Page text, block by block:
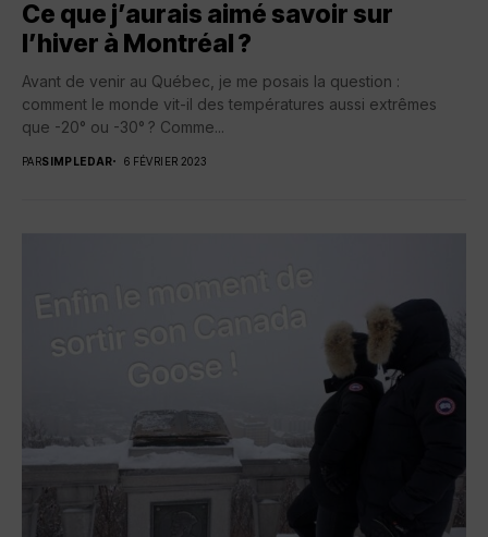
Ce que j’aurais aimé savoir sur
l’hiver à Montréal ?
Avant de venir au Québec, je me posais la question :
comment le monde vit-il des températures aussi extrêmes
que -20° ou -30° ? Comme...
PARSIMPLEDAR 6 FÉVRIER 2023